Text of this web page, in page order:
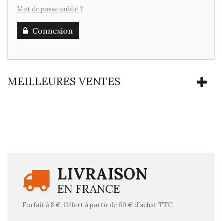
Mot de passe oublié ?
Connexion
MEILLEURES VENTES
LIVRAISON
EN FRANCE
Forfait à 8 €. Offert à partir de 60 € d'achat TTC